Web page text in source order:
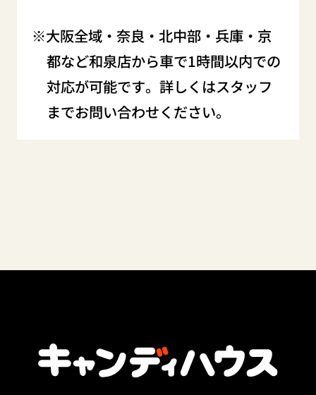
大阪全域・奈良・北中部・兵庫・京
都など和泉店から車で1時間以内での
対応が可能です。詳しくはスタッフ
までお問い合わせください。